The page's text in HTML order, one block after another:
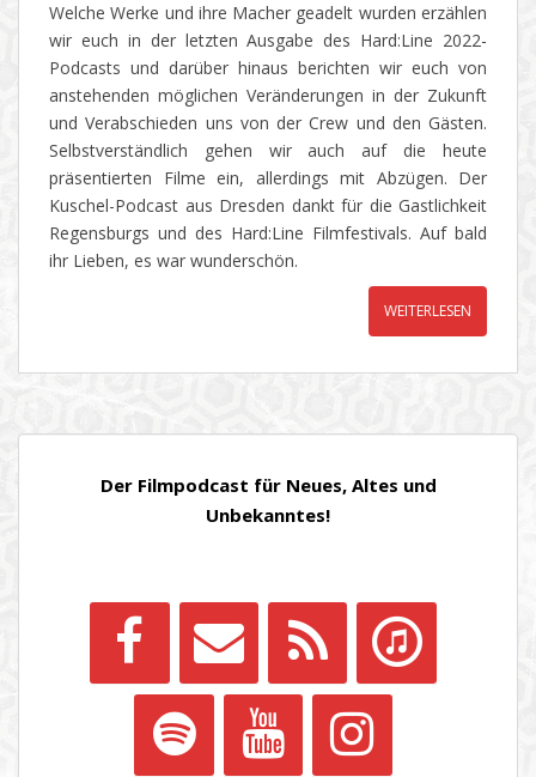
Welche Werke und ihre Macher geadelt wurden erzählen
wir euch in der letzten Ausgabe des Hard:Line 2022-
Podcasts und darüber hinaus berichten wir euch von
anstehenden möglichen Veränderungen in der Zukunft
und Verabschieden uns von der Crew und den Gästen.
Selbstverständlich gehen wir auch auf die heute
präsentierten Filme ein, allerdings mit Abzügen. Der
Kuschel-Podcast aus Dresden dankt für die Gastlichkeit
Regensburgs und des Hard:Line Filmfestivals. Auf bald
ihr Lieben, es war wunderschön.
WEITERLESEN
Der Filmpodcast für Neues, Altes und
Unbekanntes!